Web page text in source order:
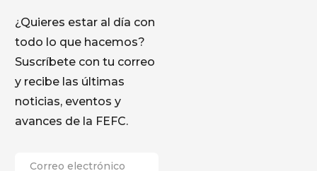
¿Quieres estar al día con
todo lo que hacemos?
Suscríbete con tu correo
y recibe las últimas
noticias, eventos y
avances de la FEFC.